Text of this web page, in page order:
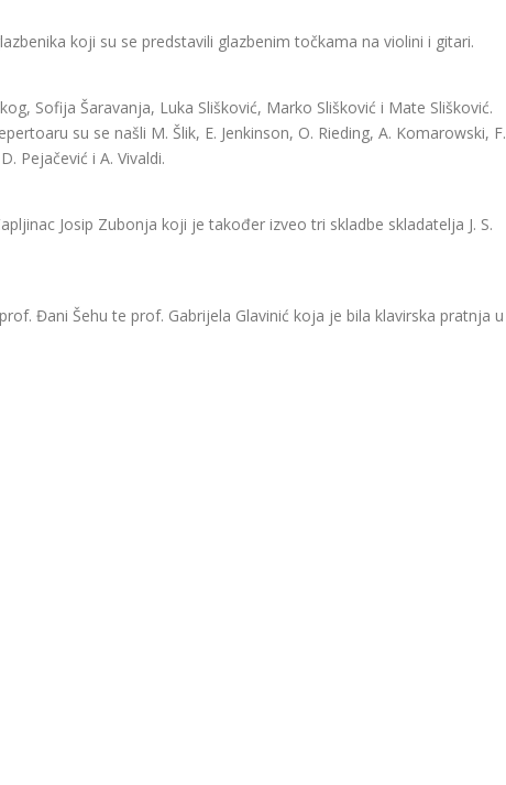
koji su se predstavili glazbenim točkama na violini i gitari.
Sofija Šaravanja, Luka Slišković, Marko Slišković i Mate Slišković.
su se našli M. Šlik, E. Jenkinson, O. Rieding, A. Komarowski, F.
Pejačević i A. Vivaldi.
Josip Zubonja koji je također izveo tri skladbe skladatelja J. S.
Đani Šehu te prof. Gabrijela Glavinić koja je bila klavirska pratnja u